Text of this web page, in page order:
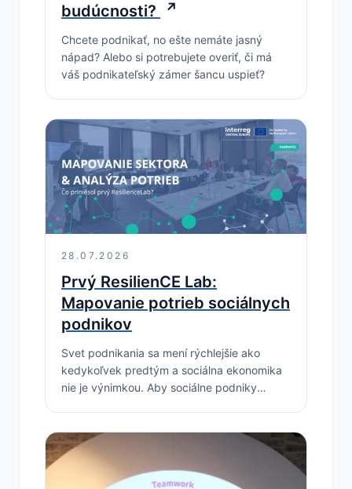
budúcnosti?
Chcete podnikať, no ešte nemáte jasný
nápad? Alebo si potrebujete overiť, či má
váš podnikateľský zámer šancu uspieť?
28.07.2026
Prvý ResilienCE Lab:
Mapovanie potrieb sociálnych
podnikov
Svet podnikania sa mení rýchlejšie ako
kedykoľvek predtým a sociálna ekonomika
nie je výnimkou. Aby sociálne podniky
a…